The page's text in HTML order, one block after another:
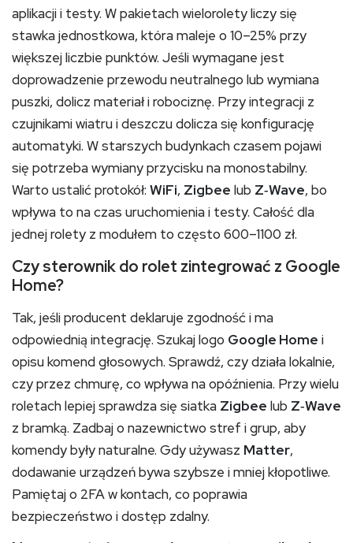
aplikacji i testy. W pakietach wielorolety liczy się
stawka jednostkowa, która maleje o 10–25% przy
większej liczbie punktów. Jeśli wymagane jest
doprowadzenie przewodu neutralnego lub wymiana
puszki, dolicz materiał i robociznę. Przy integracji z
czujnikami wiatru i deszczu dolicza się konfigurację
automatyki. W starszych budynkach czasem pojawi
się potrzeba wymiany przycisku na monostabilny.
Warto ustalić protokół: WiFi, Zigbee lub Z‑Wave, bo
wpływa to na czas uruchomienia i testy. Całość dla
jednej rolety z modułem to często 600–1100 zł.
Czy sterownik do rolet zintegrować z Google
Home?
Tak, jeśli producent deklaruje zgodność i ma
odpowiednią integrację. Szukaj logo Google Home i
opisu komend głosowych. Sprawdź, czy działa lokalnie,
czy przez chmurę, co wpływa na opóźnienia. Przy wielu
roletach lepiej sprawdza się siatka Zigbee lub Z‑Wave
z bramką. Zadbaj o nazewnictwo stref i grup, aby
komendy były naturalne. Gdy używasz Matter,
dodawanie urządzeń bywa szybsze i mniej kłopotliwe.
Pamiętaj o 2FA w kontach, co poprawia
bezpieczeństwo i dostęp zdalny.